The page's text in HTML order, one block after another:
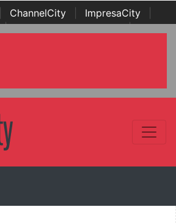
ChannelCity ImpresaCity
| Italian Channel Awards | Italian